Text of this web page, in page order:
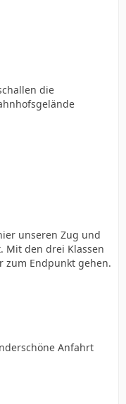
die
unseren Zug und
Mit den drei Klassen
zum Endpunkt gehen.
Anfahrt